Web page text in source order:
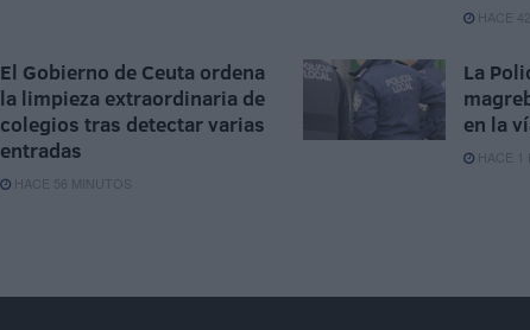
HACE
El Gobierno de Ceuta ordena
la limpieza extraordinaria de
colegios tras detectar varias
entradas
HACE 56 MINUTOS
La
en la
HACE 1